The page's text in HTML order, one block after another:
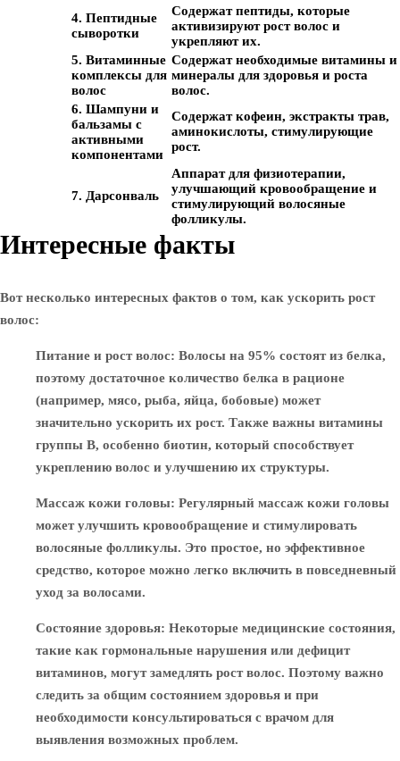
4. Пептидные
сыворотки
Содержат пептиды, которые
активизируют рост волос и
укрепляют их.
5. Витаминные
комплексы для
волос
Содержат необходимые витамины и
минералы для здоровья и роста
волос.
6. Шампуни и
бальзамы с
активными
компонентами
Содержат кофеин, экстракты трав,
аминокислоты, стимулирующие
рост.
7. Дарсонваль
Аппарат для физиотерапии,
улучшающий кровообращение и
стимулирующий волосяные
фолликулы.
Интересные факты
Вот несколько интересных фактов о том, как ускорить рост
волос:
Питание и рост волос: Волосы на 95% состоят из белка,
поэтому достаточное количество белка в рационе
(например, мясо, рыба, яйца, бобовые) может
значительно ускорить их рост. Также важны витамины
группы B, особенно биотин, который способствует
укреплению волос и улучшению их структуры.
Массаж кожи головы: Регулярный массаж кожи головы
может улучшить кровообращение и стимулировать
волосяные фолликулы. Это простое, но эффективное
средство, которое можно легко включить в повседневный
уход за волосами.
Состояние здоровья: Некоторые медицинские состояния,
такие как гормональные нарушения или дефицит
витаминов, могут замедлять рост волос. Поэтому важно
следить за общим состоянием здоровья и при
необходимости консультироваться с врачом для
выявления возможных проблем.